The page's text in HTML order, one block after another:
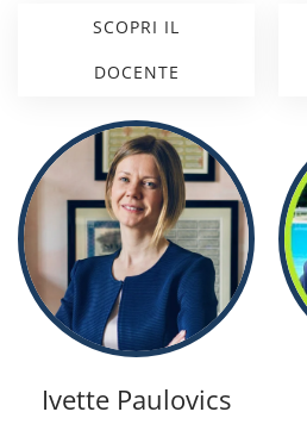
SCOPRI IL
DOCENTE
Ivette Paulovics